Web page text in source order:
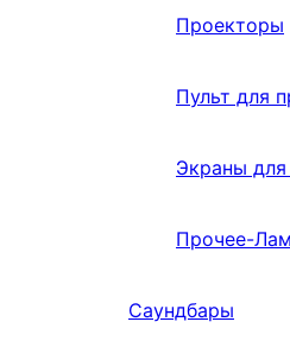
Проекторы
Пульт для
Экраны
Прочее-
Саундбары